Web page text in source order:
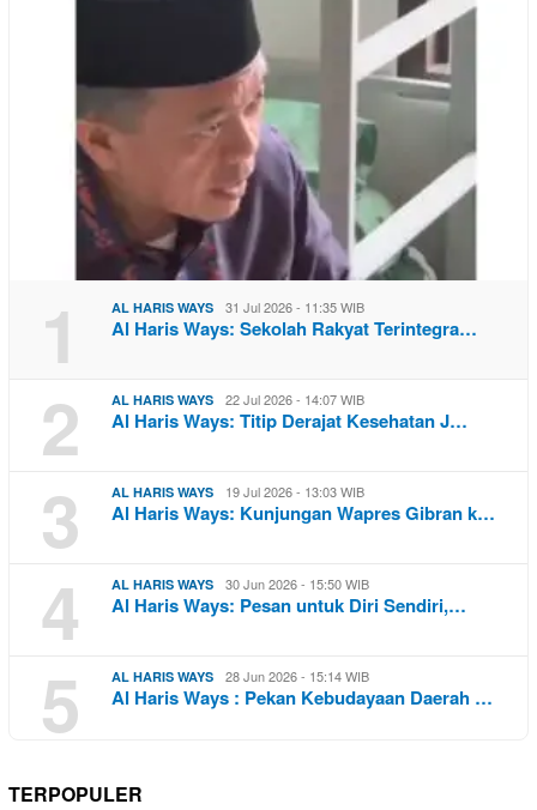
1 AL HARIS WAYS 31 Jul 2026 - 11:35 WIB
Al Haris Ways: Sekolah Rakyat Terintegra…
2 AL HARIS WAYS 22 Jul 2026 - 14:07 WIB
Al Haris Ways: Titip Derajat Kesehatan J…
3 AL HARIS WAYS 19 Jul 2026 - 13:03 WIB
Al Haris Ways: Kunjungan Wapres Gibran k…
4 AL HARIS WAYS 30 Jun 2026 - 15:50 WIB
Al Haris Ways: Pesan untuk Diri Sendiri,…
5 AL HARIS WAYS 28 Jun 2026 - 15:14 WIB
Al Haris Ways : Pekan Kebudayaan Daerah …
TERPOPULER